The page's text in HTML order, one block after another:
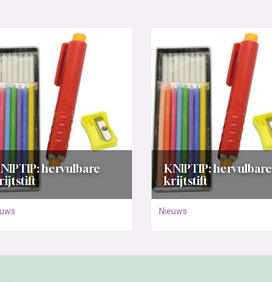
hervulbare
KNIPTIP: hervulbare
krijtstift
Nieuws